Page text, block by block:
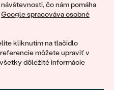
čo nám pomáha
Google spracováva osobné
kliknutím na tlačidlo
môžete upraviť v
dôležité informácie